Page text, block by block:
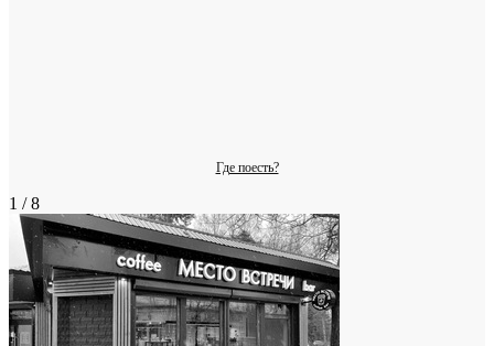
Где поесть?
1 / 8